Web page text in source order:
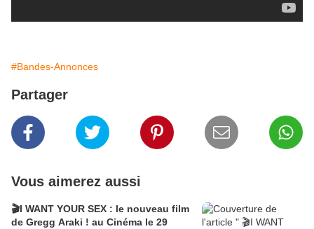
#Bandes-Annonces
Partager
Vous aimerez aussi
🎬I WANT YOUR SEX : le nouveau film
de Gregg Araki ! au Cinéma le 29